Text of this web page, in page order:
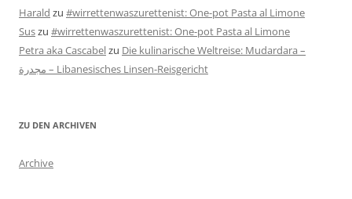
Harald zu #wirrettenwaszurettenist: One-pot Pasta al Limone
Suszu #wirrettenwaszurettenist: One-pot Pasta al Limone
Petra aka Cascabelzu Die kulinarische Weltreise: Mudardara –
مجدرة – Libanesisches Linsen-Reisgericht
ZU DEN ARCHIVEN
Archive